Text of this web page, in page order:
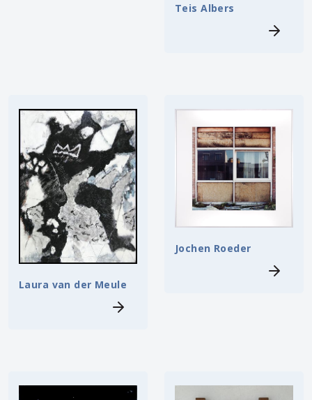
Teis Albers
Laura van der Meule
Jochen Roeder